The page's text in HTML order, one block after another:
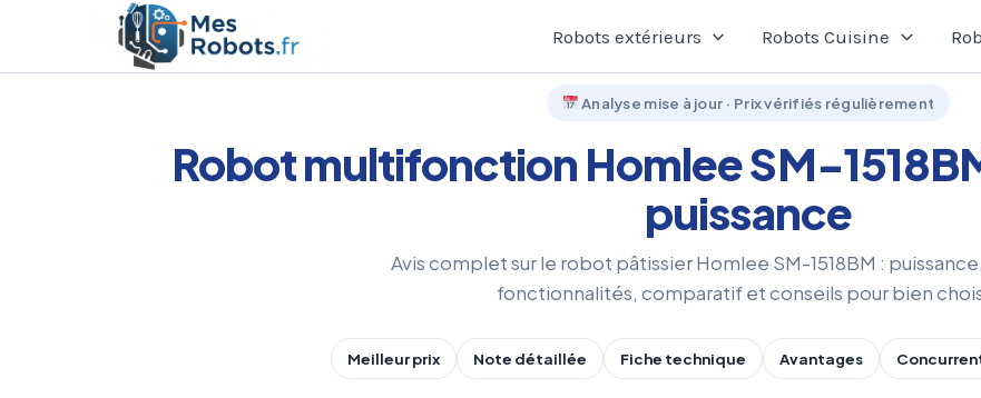
contenu
Robots extérieurs Robots Cuisine
Analyse mise à jour · Prix vérifiés régulièrement
Robot multifonction Homlee SM-
puissance
Avis complet sur le robot pâtissier Homlee SM-1518BM :
fonctionnalités, comparatif et conseils pour bien
Meilleur prix Note détaillée Fiche technique Avantages